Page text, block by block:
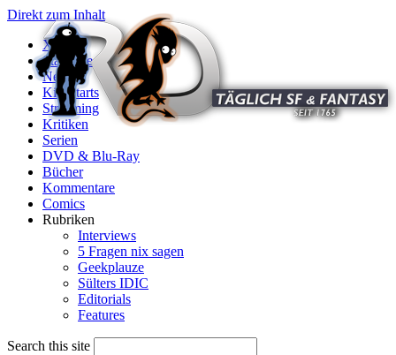
Direkt zum Inhalt
X
Startseite
News
Kinostarts
Streaming
Kritiken
Serien
DVD & Blu-Ray
Bücher
Kommentare
Comics
Rubriken
Interviews
5 Fragen nix sagen
Geekplauze
Sülters IDIC
Editorials
Features
Search this site